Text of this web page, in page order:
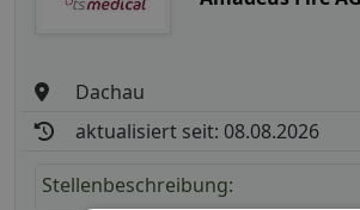
Dachau
aktualisiert seit: 08.08.2026
Stellenbeschreibung: